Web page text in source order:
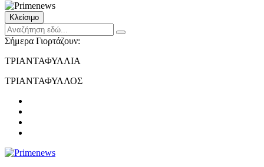
Κλείσιμο
Σήμερα Γιορτάζουν:
ΤΡΙΑΝΤΑΦΥΛΛΙΑ
ΤΡΙΑΝΤΑΦΥΛΛΟΣ